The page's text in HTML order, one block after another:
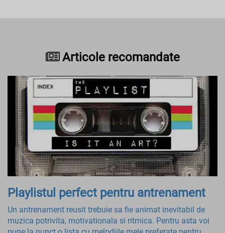
Articole recomandate
Playlistul perfect pentru antrenament
Un antrenament reusit trebuie sa fie animat inevitabil de
muzica potrivita, motivationala si ritmica. Pentru asta voi